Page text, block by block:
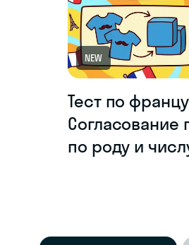
NEW
Тест по
Согласование
по роду и